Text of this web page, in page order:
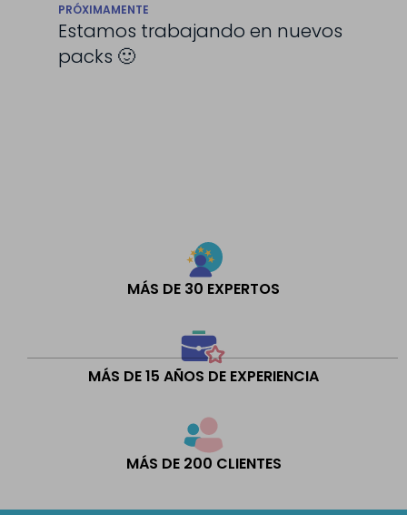
PRÓXIMAMENTE
Estamos trabajando en nuevos
packs 🙂
MÁS DE 30 EXPERTOS
MÁS DE 15 AÑOS DE EXPERIENCIA
MÁS DE 200 CLIENTES